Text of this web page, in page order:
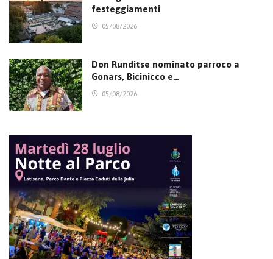
festeggiamenti
05/08/2026
Don Runditse nominato parroco a
Gonars, Bicinicco e…
05/08/2026